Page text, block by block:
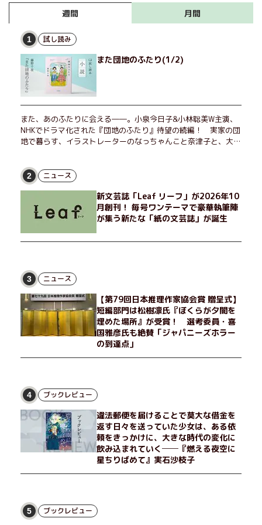
週間 月間
1 試し読み
また団地のふたり(1/2)
また、あのふたりに会える――。小泉今日子&小林聡美W主演、
NHKでドラマ化された『団地のふたり』待望の続編！ 実家の団
地で暮らす、イラストレーターのなっちゃんこと奈津子と、大学
げたり、部屋でふたりだけの「台湾映画祭」を催したり。50代
独身、幼なじみの変わらぬ友情とささやかな幸せの日々を描く。
2 ニュース
新文芸誌「Leaf リーフ」が2026年10
月創刊！ 毎号ワンテーマで豪華執筆陣
が集う新たな「紙の文芸誌」が誕生
3 ニュース
【第79回日本推理作家協会賞 贈呈式】
短編部門は松樹凛氏『ぼくらが夕闇を
埋めた場所』が受賞！ 選考委員・喜
国雅彦氏も絶賛「ジャパニーズホラー
の到達点」
4 ブックレビュー
違法郵便を届けることで莫大な借金を
返す日々を送っていた少女は、ある依
頼をきっかけに、大きな時代の変化に
飲み込まれていく──『燃える夜空に
星ちりばめて』実石沙枝子
5 ブックレビュー